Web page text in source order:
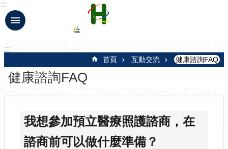
跳到主要內容區塊
:::
:::
首頁 互動交流 健康諮詢FAQ
健康諮詢FAQ
我想參加預立醫療照護諮商，在
諮商前可以做什麼準備？